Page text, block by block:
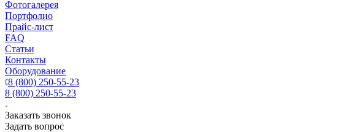
Фотогалерея
Портфолио
Прайс-лист
FAQ
Статьи
Контакты
Оборудование
8 (800) 250-55-23
8 (800) 250-55-23
Заказать звонок
Задать вопрос